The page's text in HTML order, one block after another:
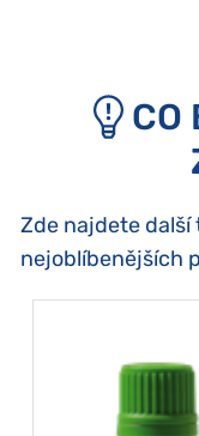
CO
Zde najdete
nejoblíbenějších